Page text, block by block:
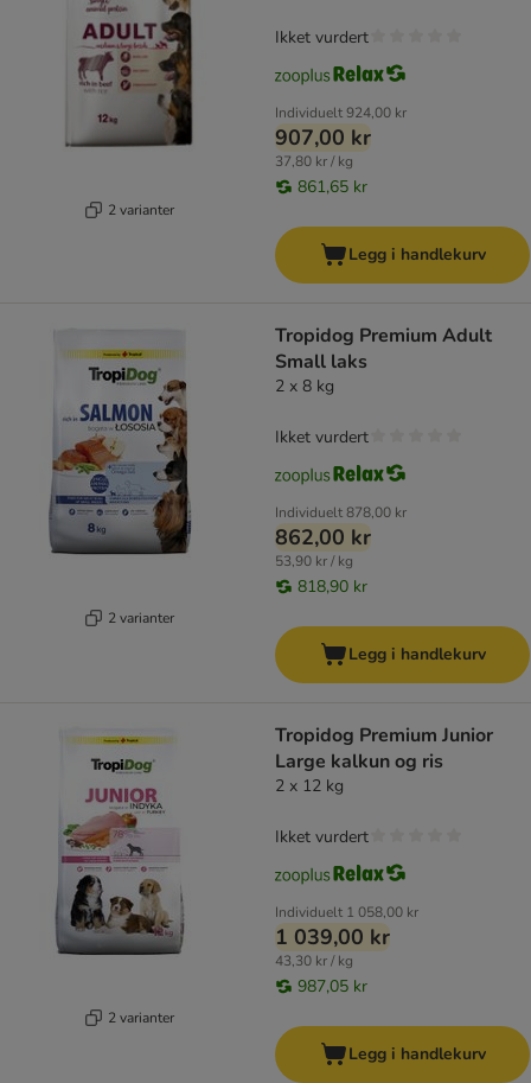
2 varianter
Individuelt924,00 kr
907,00 kr
37,80 kr / kg
861,65 kr
Ikket vurdert
Legg i handlekurv
2 varianter
Tropidog Premium Adult
Small laks
2 x 8 kg
Individuelt878,00 kr
862,00 kr
53,90 kr / kg
818,90 kr
Ikket vurdert
Legg i handlekurv
2 varianter
Tropidog Premium Junior
Large kalkun og ris
2 x 12 kg
Individuelt 1 058,00 kr
1 039,00 kr
43,30 kr / kg
987,05 kr
Ikket vurdert
Legg i handlekurv